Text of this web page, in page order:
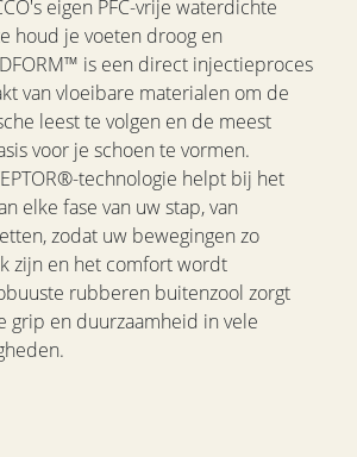
eigen PFC-vrije waterdichte
houd je voeten droog en
is een direct injectieproces
van vloeibare materialen om de
leest te volgen en de meest
voor je schoen te vormen.
technologie helpt bij het
elke fase van uw stap, van
zodat uw bewegingen zo
zijn en het comfort wordt
rubberen buitenzool zorgt
grip en duurzaamheid in vele